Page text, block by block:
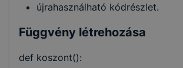
újrahasználható kódrészlet.
Függvény létrehozása
def koszont():